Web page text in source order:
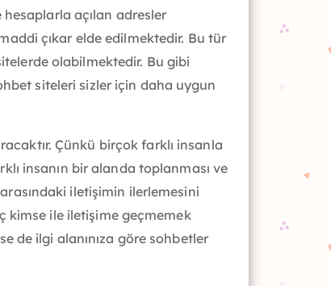
açılan adresler
çıkar elde edilmektedir. Bu tür
olabilmektedir. Bu gibi
siteleri sizler için daha uygun
Çünkü birçok farklı insanla
insanın bir alanda toplanması ve
iletişimin ilerlemesini
kimse ile iletişime geçmemek
de ilgi alanınıza göre sohbetler